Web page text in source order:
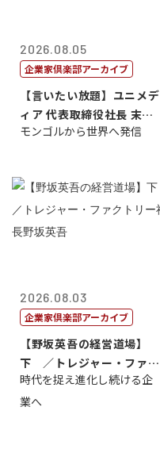
2026.08.05
企業家倶楽部アーカイブ
【言いたい放題】ユニメデ
ィア 代表取締役社長 末田
真
モンゴルから世界へ発信
2026.08.03
企業家倶楽部アーカイブ
【野坂英吾の経営道場】
下 ／トレジャー・ファク
トリー社長野坂...
時代を捉え進化し続ける企
業へ